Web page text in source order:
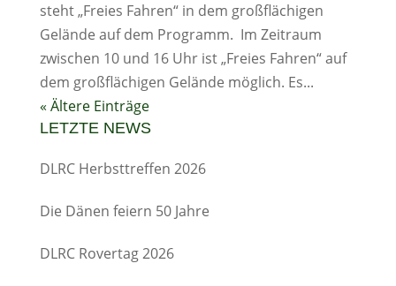
steht „Freies Fahren“ in dem großflächigen
Gelände auf dem Programm. Im Zeitraum
zwischen 10 und 16 Uhr ist „Freies Fahren“ auf
dem großflächigen Gelände möglich. Es...
« Ältere Einträge
LETZTE NEWS
DLRC Herbsttreffen 2026
Die Dänen feiern 50 Jahre
DLRC Rovertag 2026